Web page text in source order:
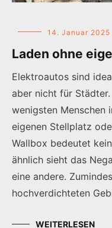
14. Januar 2025
Laden ohne
Elektroautos sind
aber nicht für
wenigsten Menschen
eigenen Stellplatz
Wallbox bedeutet
ähnlich sieht das
eine andere.
hochverdichteten
WEITERLESEN